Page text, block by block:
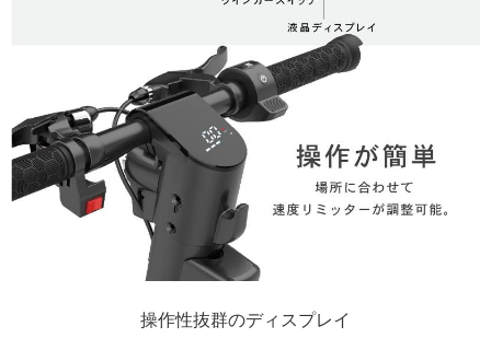
操作性抜群のディスプレイ